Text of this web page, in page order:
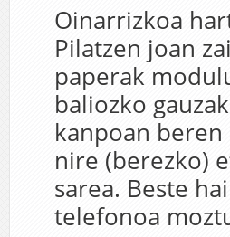
Oinarrizkoa
Pilatzen joan
paperak
baliozko
kanpoan
nire (berezko)
sarea. Beste
telefonoa